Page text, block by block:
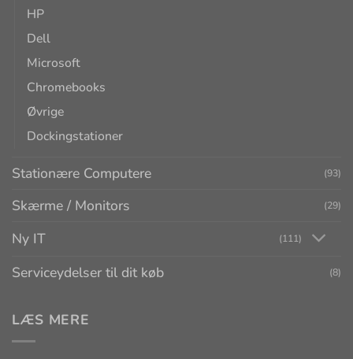
HP
Dell
Microsoft
Chromebooks
Øvrige
Dockingstationer
Stationære Computere (93)
Skærme / Monitors (29)
Ny IT (111)
Serviceydelser til dit køb (8)
LÆS MERE